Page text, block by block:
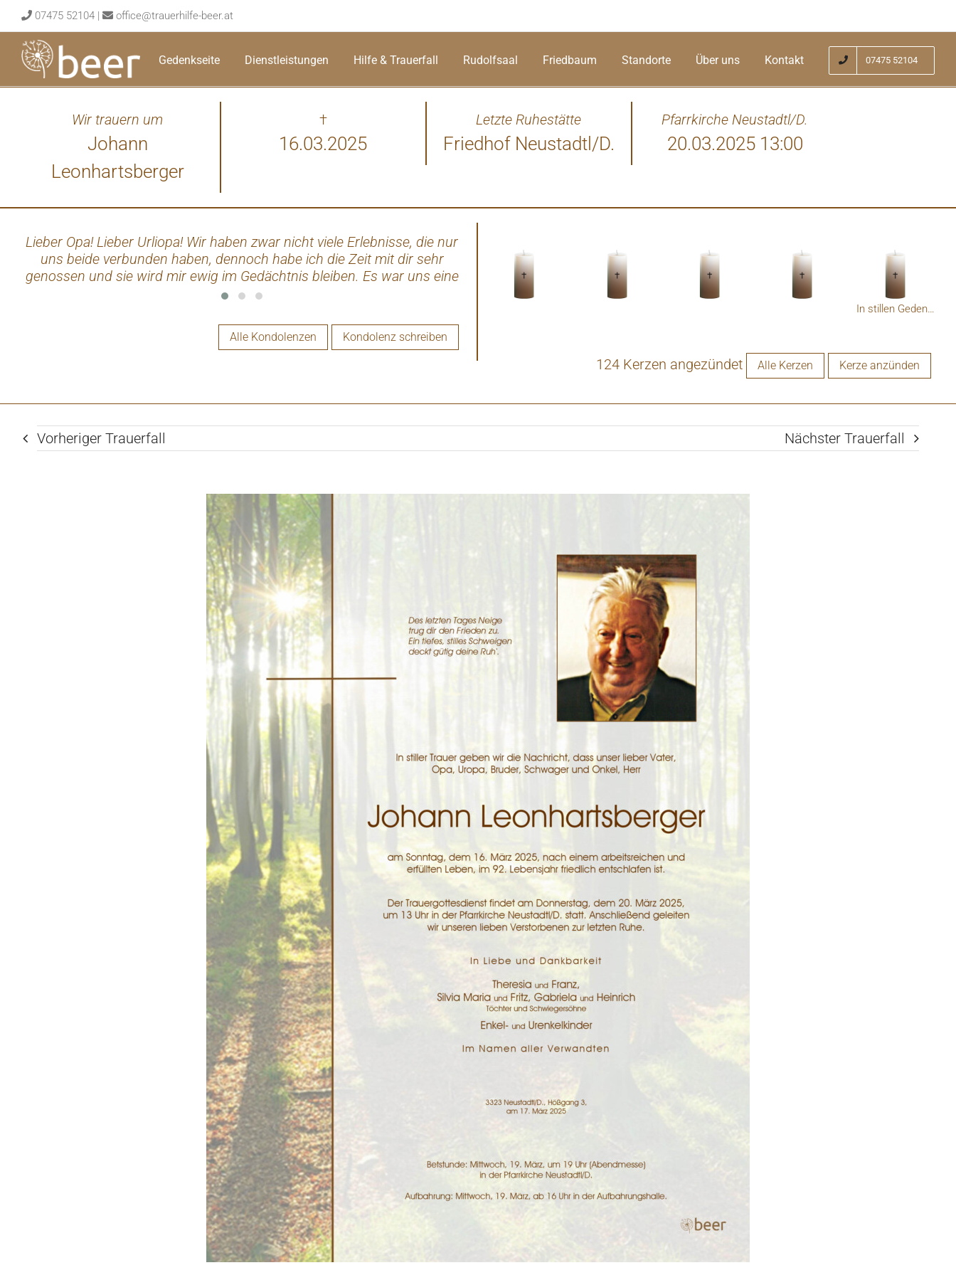
to
content
07475 52104 | office@trauerhilfe-beer.at
Gedenkseite Dienstleistungen Hilfe & Trauerfall Rudolfsaal Friedbaum Standorte Über uns Kontakt 07475 52104
Wir trauern um
Johann
Leonhartsberger
†
16.03.2025
Letzte Ruhestätte
Friedhof Neustadtl/D.
Pfarrkirche Neustadtl/D.
20.03.2025 13:00
Lieber Opa! Lieber Urliopa! Wir haben zwar nicht viele Erlebnisse, die nur
uns beide verbunden haben, dennoch habe ich die Zeit mit dir sehr
genossen und sie wird mir ewig im Gedächtnis bleiben. Es war uns eine
Freude dich gemeinsam mit unseren Sohn zu sehen und wie ihr
brauchtet keine Worte um euch zu verständigen und euch dabei zu
beobachten machte uns sehr glücklich. Die teilweisen kurzen Besuche
Woher? Wohin? Wir wissen nur: Aus Gottes Hand - in Gottes Hand.
Alle Kondolenzen Kondolenz schreiben
In stillen Gedenken!
124 Kerzen angezündet Alle Kerzen Kerze anzünden
Vorheriger Trauerfall Nächster Trauerfall